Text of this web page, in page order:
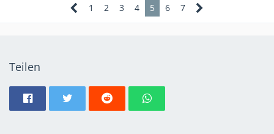
1 2 3 4 5 6 7
Teilen